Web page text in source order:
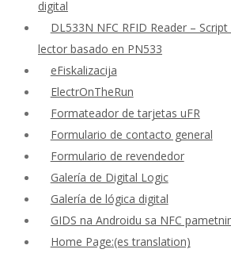
digital
DL533N NFC RFID Reader –
lector basado en PN533
eFiskalizacija
ElectrOnTheRun
Formateador de tarjetas uFR
Formulario de contacto general
Formulario de revendedor
Galería de Digital Logic
Galería de lógica digital
GIDS na Androidu sa NFC
Home Page:(es translation)